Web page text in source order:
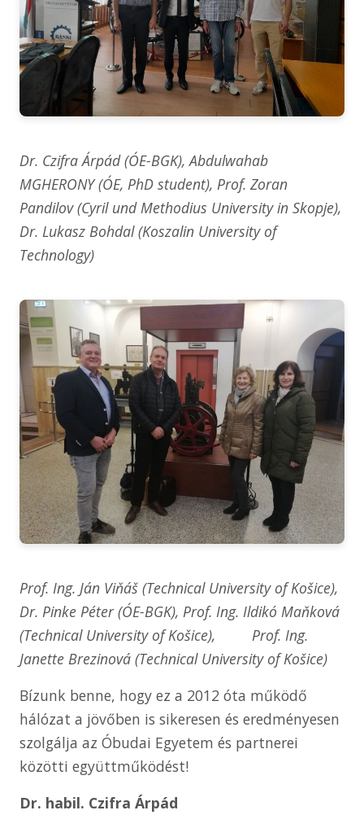
Dr. Czifra Árpád (ÓE-BGK), Abdulwahab
MGHERONY (ÓE, PhD student), Prof. Zoran
Pandilov (Cyril und Methodius University in Skopje),
Dr. Lukasz Bohdal (Koszalin University of
Technology)
Prof. Ing. Ján Viňáš (Technical University of Košice),
Dr. Pinke Péter(ÓE-BGK), Prof. Ing. Ildikó Maňková
(Technical University of Košice), Prof. Ing.
Janette Brezinová (Technical University of Košice)
Bízunk benne, hogy ez a 2012 óta működő
hálózat a jövőben is sikeresen és eredményesen
szolgálja az Óbudai Egyetem és partnerei
közötti együttműködést!
Dr. habil. Czifra Árpád